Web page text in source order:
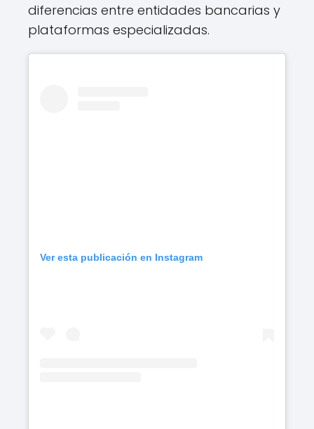
diferencias entre entidades bancarias y
plataformas especializadas.
Ver esta publicación en Instagram